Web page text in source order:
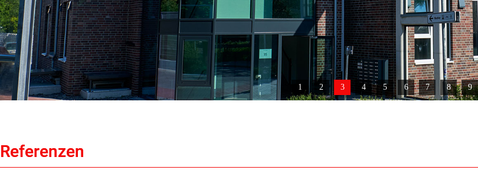
1 2 3 4 5 6 7 8 9
Referenzen